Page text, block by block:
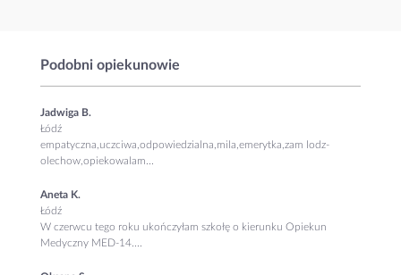
Podobni opiekunowie
Jadwiga B.
Łódź
empatyczna,uczciwa,odpowiedzialna,mila,emerytka,zam lodz-
olechow,opiekowalam...
Aneta K.
Łódź
W czerwcu tego roku ukończyłam szkołę o kierunku Opiekun
Medyczny MED-14....